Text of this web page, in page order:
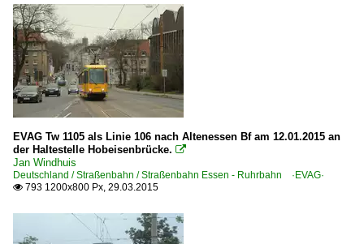
EVAG Tw 1105 als Linie 106 nach Altenessen Bf am 12.01.2015 an
der Haltestelle Hobeisenbrücke. 
Jan Windhuis
Deutschland / Straßenbahn / Straßenbahn Essen - Ruhrbahn ·EVAG·
 793 1200x800 Px, 29.03.2015